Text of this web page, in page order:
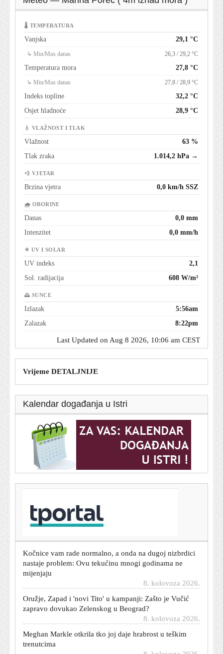
🌡 TEMPERATURA
Vanjska 29,1 °C
↳ Min/Max danas 26,3 / 29,2 °C
Temperatura mora 27,8 °C
↳ Min/Max danas 27,8 / 28,9 °C
Indeks topline
32,2 °C
Osjet hladnoće
28,9 °C
💧 VLAŽNOST I TLAK
Vlažnost
63 %
Tlak zraka
1.014,2 hPa →
💨 VJETAR
Brzina vjetra 0,0 km/h SSZ
🌧 OBORINE
Danas
0,0 mm
Intenzitet
0,0 mm/h
☀ UV I SOLAR
UV indeks
2,1
Sol. radijacija
608 W/m²
🌅 SUNCE
Izlazak
5:56am
Zalazak
8:22pm
Last Updated on Aug 8 2026, 10:06 am CEST
Vrijeme DETALJNIJE
Kalendar događanja u Istri
Mehaničari upozoravaju: Ovaj slatkasti miris u kabini
može otkriti ozbiljan kvar
Kočnice vam rade normalno, a onda na dugoj nizbrdici
nastaje problem: Ovu tekućinu mnogi godinama ne
mijenjaju
Oružje, Zapad i 'novi Tito' u kampanji: Zašto je Vučić
zapravo dovukao Zelenskog u Beograd?
8. kolovoza 2026.
Meghan Markle otkrila tko joj daje hrabrost u teškim
trenutcima